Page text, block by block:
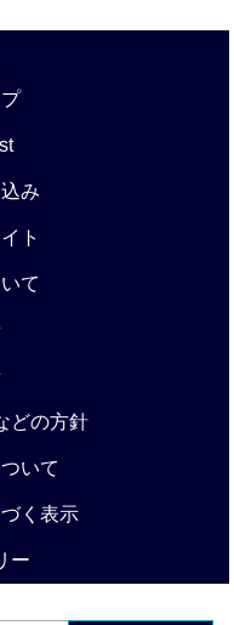
み
ト
て
どの方針
いて
く表示
ー